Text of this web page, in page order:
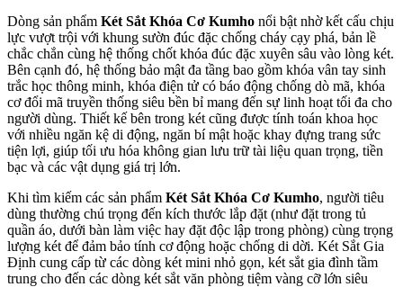
Dòng sản phẩm Két Sắt Khóa Cơ Kumho nổi bật nhờ kết cấu chịu
lực vượt trội với khung sườn đúc đặc chống cháy cạy phá, bản lề
chắc chắn cùng hệ thống chốt khóa đúc đặc xuyên sâu vào lòng két.
Bên cạnh đó, hệ thống bảo mật đa tầng bao gồm khóa vân tay sinh
trắc học thông minh, khóa điện tử có báo động chống dò mã, khóa
cơ đổi mã truyền thống siêu bền bỉ mang đến sự linh hoạt tối đa cho
người dùng. Thiết kế bên trong két cũng được tính toán khoa học
với nhiều ngăn kệ di động, ngăn bí mật hoặc khay đựng trang sức
tiện lợi, giúp tối ưu hóa không gian lưu trữ tài liệu quan trọng, tiền
bạc và các vật dụng giá trị lớn.
Khi tìm kiếm các sản phẩm Két Sắt Khóa Cơ Kumho, người tiêu
dùng thường chú trọng đến kích thước lắp đặt (như đặt trong tủ
quần áo, dưới bàn làm việc hay đặt độc lập trong phòng) cùng trọng
lượng két để đảm bảo tính cơ động hoặc chống di dời. Két Sắt Gia
Định cung cấp từ các dòng két mini nhỏ gọn, két sắt gia đình tầm
trung cho đến các dòng két sắt văn phòng tiệm vàng cỡ lớn siêu